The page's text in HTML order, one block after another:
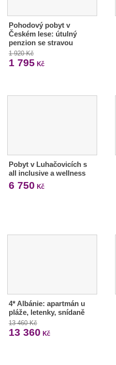
Pohodový pobyt v
Českém lese: útulný
penzion se stravou
1 920 Kč
1 795 Kč
Pobyt v Luhačovicích s
all inclusive a wellness
6 750 Kč
4* Albánie: apartmán u
pláže, letenky, snídaně
13 460 Kč
13 360 Kč